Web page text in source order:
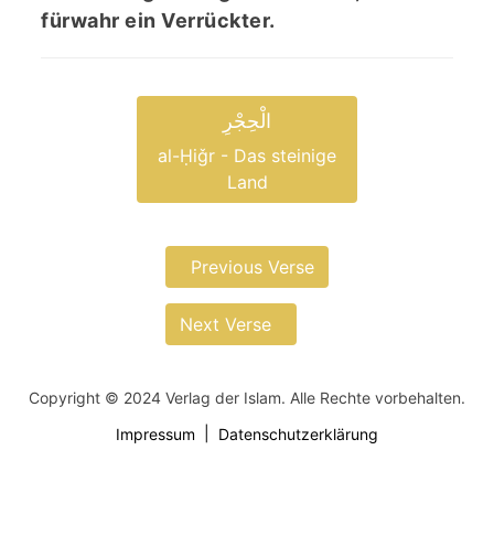
fürwahr ein Verrückter.
الْحِجْرِ
al-Ḥiǧr - Das steinige
Land
Previous Verse
Next Verse
Copyright © 2024 Verlag der Islam. Alle Rechte vorbehalten.
Impressum
Datenschutzerklärung